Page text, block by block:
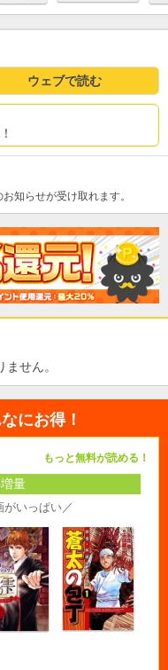
ウェブで読む
知らせが受け取れます。
せん。
にお得！
もっと無料が読める！
量
がいっぱい／